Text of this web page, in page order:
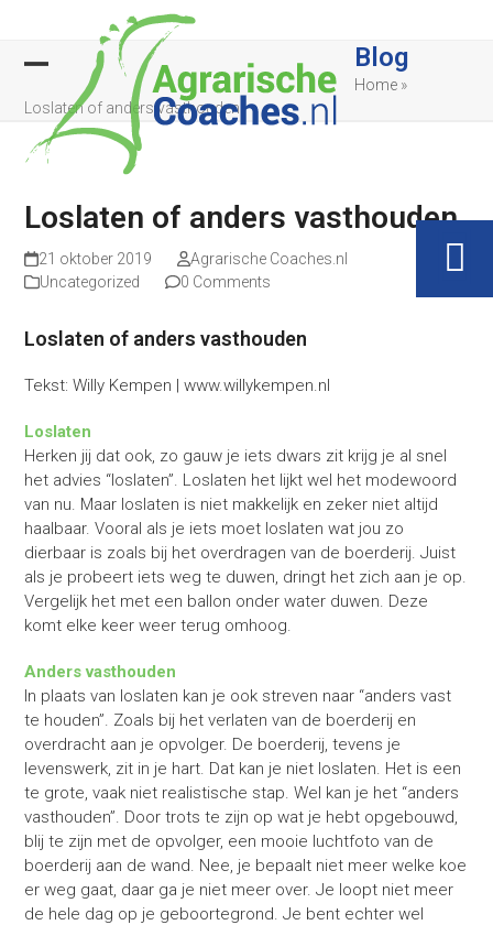
content
mobile
menu
Close
mobile
menu
Blog
Home »
Loslaten of anders vasthouden
Loslaten of anders vasthouden
21 oktober 2019
Agrarische Coaches.nl
Uncategorized
0 Comments
Loslaten of anders vasthouden
Tekst: Willy Kempen | www.willykempen.nl
Loslaten
Herken jij dat ook, zo gauw je iets dwars zit krijg je al snel
het advies “loslaten”. Loslaten het lijkt wel het modewoord
van nu. Maar loslaten is niet makkelijk en zeker niet altijd
haalbaar. Vooral als je iets moet loslaten wat jou zo
dierbaar is zoals bij het overdragen van de boerderij. Juist
als je probeert iets weg te duwen, dringt het zich aan je op.
Vergelijk het met een ballon onder water duwen. Deze
komt elke keer weer terug omhoog.
Anders vasthouden
In plaats van loslaten kan je ook streven naar “anders vast
te houden”. Zoals bij het verlaten van de boerderij en
overdracht aan je opvolger. De boerderij, tevens je
levenswerk, zit in je hart. Dat kan je niet loslaten. Het is een
te grote, vaak niet realistische stap. Wel kan je het “anders
vasthouden”. Door trots te zijn op wat je hebt opgebouwd,
blij te zijn met de opvolger, een mooie luchtfoto van de
boerderij aan de wand. Nee, je bepaalt niet meer welke koe
er weg gaat, daar ga je niet meer over. Je loopt niet meer
de hele dag op je geboortegrond. Je bent echter wel